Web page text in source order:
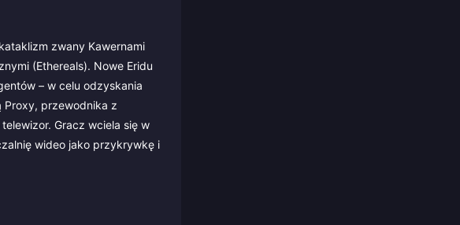
zwany Kawernami
(Ethereals). Nowe Eridu
– w celu odzyskania
Proxy, przewodnika z
Gracz wciela się w
wideo jako przykrywkę i